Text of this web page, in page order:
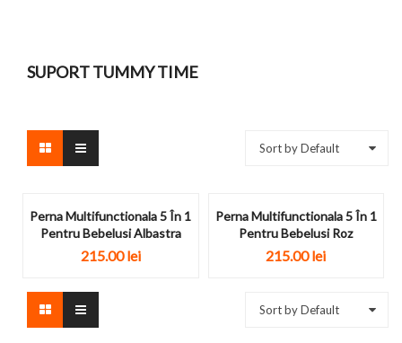
SUPORT TUMMY TIME
Sort by Default
Perna Multifunctionala 5 În 1
Pentru Bebelusi Albastra
215.00lei
Perna Multifunctionala 5 În 1
Pentru Bebelusi Roz
215.00lei
Sort by Default